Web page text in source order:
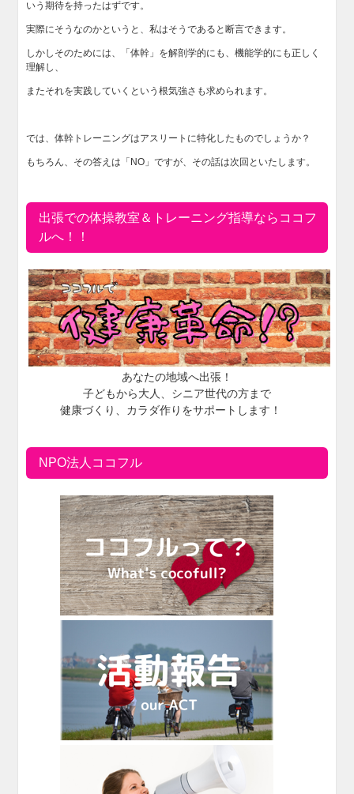
いう期待を持ったはずです。
実際にそうなのかというと、私はそうであると断言できます。
しかしそのためには、「体幹」を解剖学的にも、機能学的にも正しく
理解し、
またそれを実践していくという根気強さも求められます。
では、体幹トレーニングはアスリートに特化したものでしょうか？
もちろん、その答えは「NO」ですが、その話は次回といたします。
出張での体操教室＆トレーニング指導ならココフ
ルへ！！
あなたの地域へ出張！
子どもから大人、シニア世代の方まで
健康づくり、カラダ作りをサポートします！
NPO法人ココフル